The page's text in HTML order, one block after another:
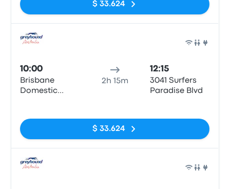
$ 33.624
10:00
Brisbane
Domestic
2h 15m
12:15
3041 Surfers
Paradise Blvd
$ 33.624